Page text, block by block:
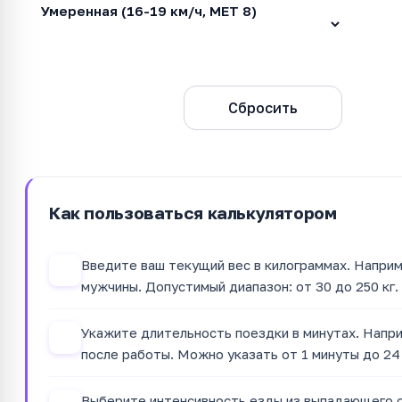
Сбросить
Как пользоваться калькулятором
Введите ваш текущий вес в килограммах.
мужчины. Допустимый диапазон: от 30 до 250 кг.
Укажите длительность поездки в минутах.
после работы. Можно указать от 1 минуты до 24